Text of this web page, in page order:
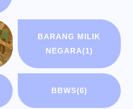
BARANG MILIK
NEGARA(1)
BBWS(6)